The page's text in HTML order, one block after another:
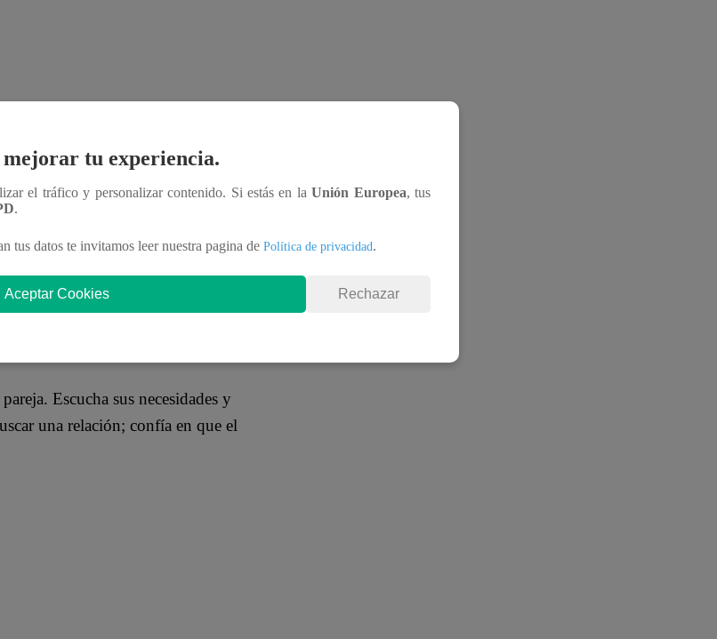
Haz tiempo para actividades que te
como yoga o caminatas tranquilas
tus decisiones económicas. Evita
y mantén un enfoque práctico en tus
Escucha sus necesidades y
una relación; confía en que el
mejorar tu experiencia.
el tráfico y personalizar contenido. Si estás en laUnión Europea, tus
.
tus datos te invitamos leer nuestra pagina de Política de privacidad.
Aceptar Cookies Rechazar